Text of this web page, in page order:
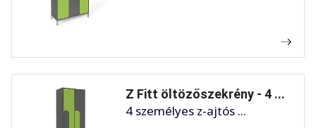
Z Fitt öltözőszekrény - 4 ...
4 személyes z-ajtós ...